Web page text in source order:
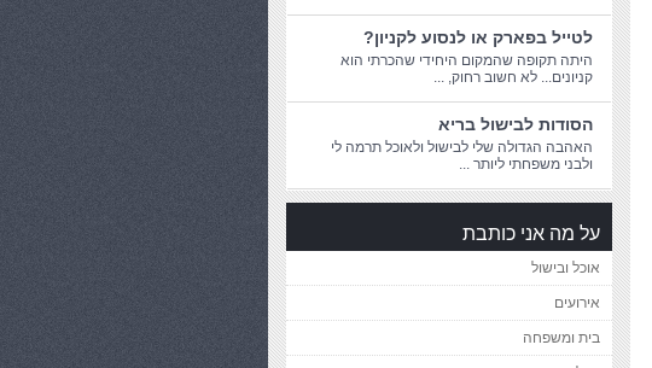
לטייל בפארק או לנסוע לקניון?
היתה תקופה שהמקום היחידי שהכרתי הוא
קניונים... לא חשוב רחוק, ...
הסודות לבישול בריא
האהבה הגדולה שלי לבישול ולאוכל תרמה לי
ולבני משפחתי ליותר ...
על מה אני כותבת
אוכל ובישול
אירועים
בית ומשפחה